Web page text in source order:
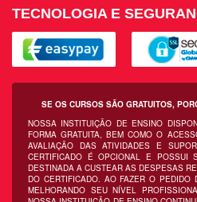
TECNOLOGIA E
SE OS CURSOS SÃO GRATUITOS,
NOSSA INSTITUIÇÃO DE ENSINO
FORMA GRATUITA, BEM COMO O
AVALIAÇÃO DAS ATIVIDADES E
CERTIFICADO É OPCIONAL E POSSUI
DESTINADA A CUSTEAR AS DESPESAS
DO CERTIFICADO. AO FAZER O PEDIDO
MELHORANDO SEU NÍVEL